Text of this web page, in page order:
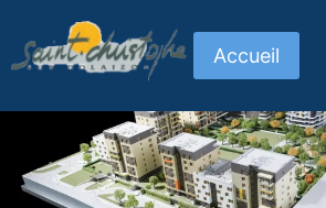
contenu
Accueil